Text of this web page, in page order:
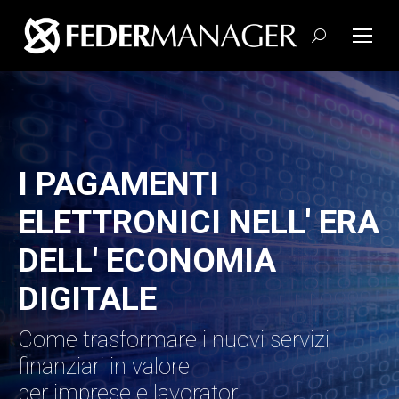
Cerca:
I PAGAMENTI
ELETTRONICI NELL' ERA
DELL' ECONOMIA
DIGITALE
Come trasformare i nuovi servizi
finanziari in valore
per imprese e lavoratori